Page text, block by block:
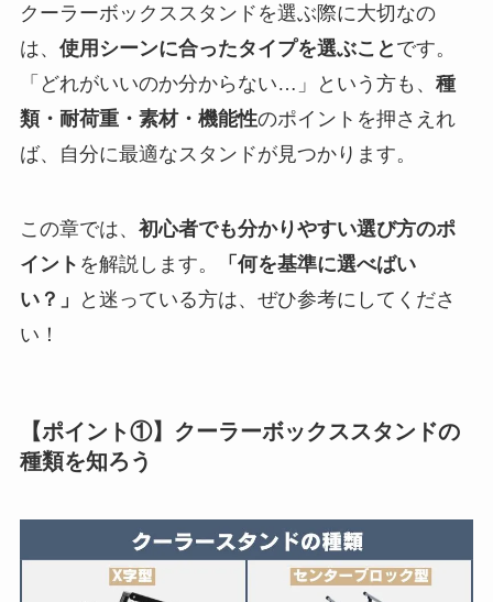
クーラーボックススタンドを選ぶ際に大切なの
は、 使用シーンに合ったタイプを選ぶこと です。
「どれがいいのか分からない…」という方も、 種
類・耐荷重・素材・機能性のポイントを押さえれ
ば、自分に最適なスタンドが見つかります。
この章では、 初心者でも分かりやすい選び方のポ
イント を解説します。
「何を基準に選べばい
い？」
と迷っている方は、ぜひ参考にしてくださ
い！
【ポイント①】クーラーボックススタンドの
種類を知ろう